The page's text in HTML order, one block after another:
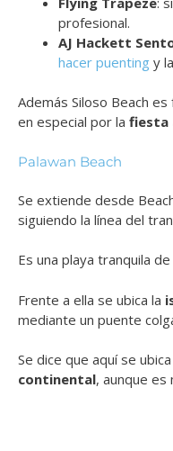
profesional.
AJ Hackett
hacer puenting y
Además Siloso Beach
en especial por la fiesta
Palawan Beach
Se extiende desde
siguiendo la línea del
Es una playa tranquila
Frente a ella se ubica la
mediante un puente
Se dice que aquí se
continental, aunque es